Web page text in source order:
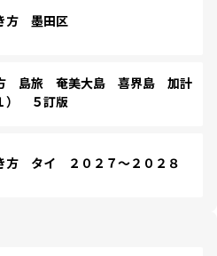
方 墨田区
島旅 奄美大島 喜界島 加計
） ５訂版
方 タイ ２０２７～２０２８